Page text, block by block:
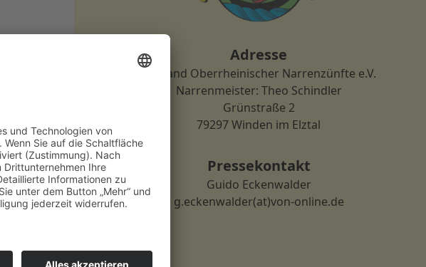
Zeichen
Adresse
Verband Oberrheinischer Narrenzünfte e.V.
Narrenmeister: Theo Schindler
Grünstraße 2
79297 Winden im Elztal
Pressekontakt
Guido Eckenwalder
g.eckenwalder(at)von-online.de